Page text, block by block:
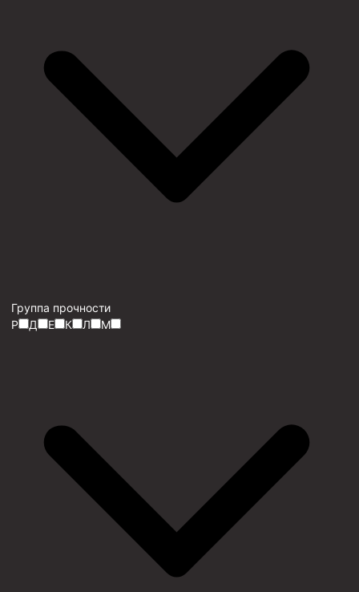
Группа прочности
P
Д Е К Л М